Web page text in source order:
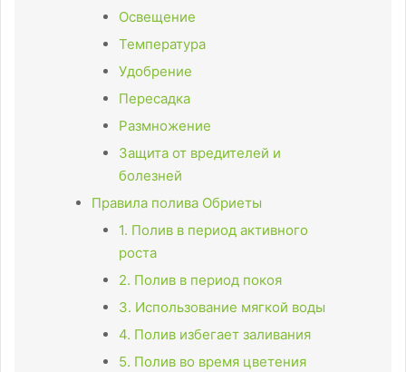
Освещение
Температура
Удобрение
Пересадка
Размножение
Защита от вредителей и
болезней
Правила полива Обриеты
1. Полив в период активного
роста
2. Полив в период покоя
3. Использование мягкой воды
4. Полив избегает заливания
5. Полив во время цветения